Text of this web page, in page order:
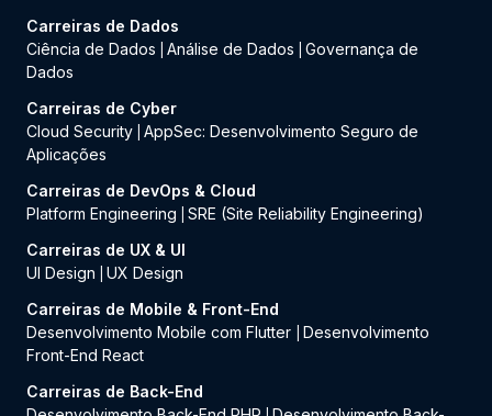
Carreiras de Dados
Ciência de Dados
Análise de Dados
Governança de
Dados
Carreiras de Cyber
Cloud Security AppSec: Desenvolvimento Seguro de
Aplicações
Carreiras de DevOps & Cloud
Platform Engineering
SRE (Site Reliability Engineering)
Carreiras de UX & UI
UI Design
UX Design
Carreiras de Mobile & Front-End
Desenvolvimento Mobile com Flutter
Desenvolvimento
Front-End React
Carreiras de Back-End